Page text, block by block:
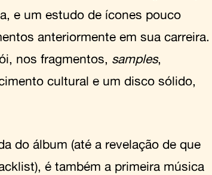
e um estudo de ícones pouco
anteriormente em sua carreira.
nos fragmentos, samples,
cultural e um disco sólido,
do álbum (até a revelação de que
é também a primeira música